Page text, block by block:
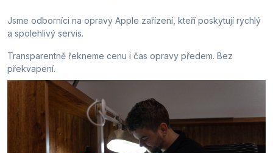
Jsme odborníci na opravy Apple zařízení, kteří poskytují rychlý
a spolehlivý servis.
Transparentně řekneme cenu i čas opravy předem. Bez
překvapení.